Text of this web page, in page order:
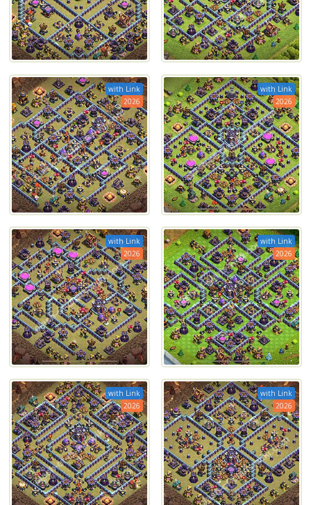
with Link
2026
with Link
2026
with Link
2026
with Link
2026
with Link
2026
with Link
2026